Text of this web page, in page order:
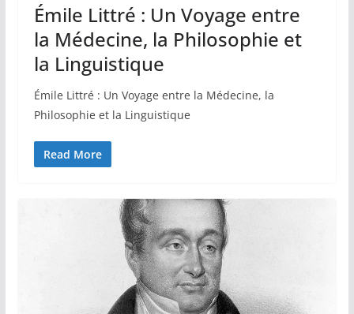
Émile Littré : Un Voyage entre
la Médecine, la Philosophie et
la Linguistique
Émile Littré : Un Voyage entre la Médecine, la
Philosophie et la Linguistique
Read More